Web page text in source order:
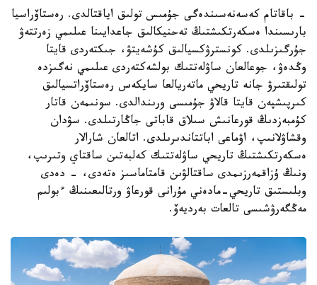
- باقاتام كەسەنەسىندەگى جۇمىس تولىق اياقتالدى. رەستاۆراسيا
بارىسىندا ەسكەرتكىشتىڭ تەحنيكالىق جاعدايىنا عىلىمي زەرتتەۋ
جۇرگىزىلدى. كونسترۋكسيالىق كۇشەيتۋ، جىكتەردى قايتا
وڭدەۋ، جوعالعان ساۋلەتتىك بولشەكتەردى عىلىمي نەگىزدە
تولىقتىرۋ جانە تاريحي ماتەريالعا سايكەس رەستاۆراتسيالىق
كىرپىشپەن قايتا قالاۋ جۇمىسى ورىندالدى. سونىمەن قاتار
كۇمبەزدىڭ قورعانىش سىلاق قاباتى جاڭارتىلدى. سۋدان
وقشاۋلانىپ، اۋماعى اباتتاندىرىلدى. اتالعان شارالار
ەسكەرتكىشتىڭ تاريحي ساۋلەتتىك كەلبەتىن ساقتاي وتىرىپ،
ونىڭ ۇزاقمەرزىمدى ساقتالۋىن قامتاماسىز ەتەدى، - دەدى
وبلىستىق تاريحي-مادەني مۇرانى قورعاۋ ورتالىعىنىڭ ءبولىم
مەڭگەرۋشىسى تالعات بەرديەۆ.